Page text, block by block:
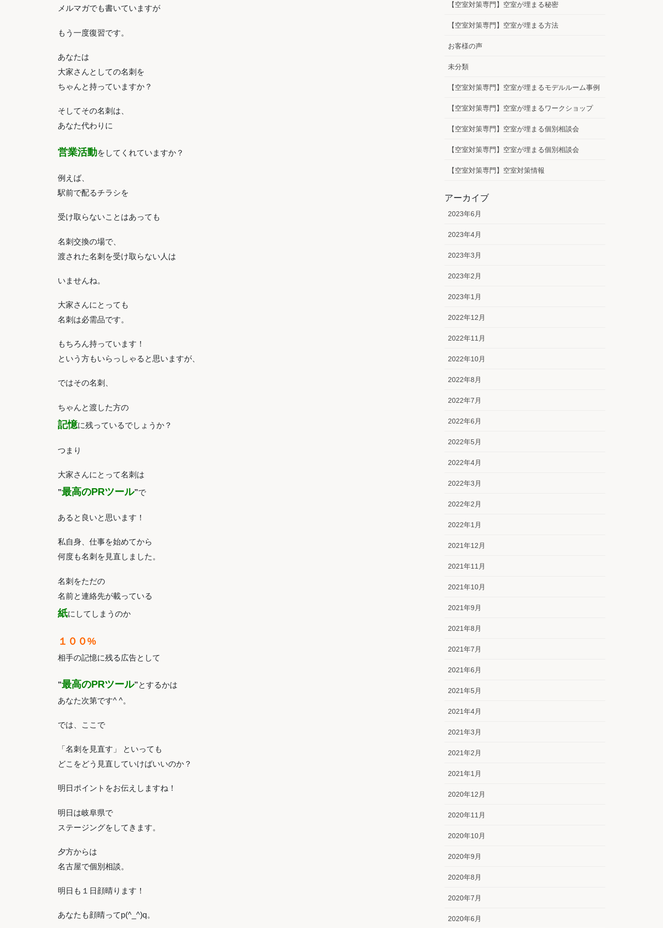
メルマガでも書いていますが
もう一度復習です。
あなたは
大家さんとしての名刺を
ちゃんと持っていますか？
そしてその名刺は、
あなた代わりに
営業活動をしてくれていますか？
例えば、
駅前で配るチラシを
受け取らないことはあっても
名刺交換の場で、
渡された名刺を受け取らない人は
いませんね。
大家さんにとっても
名刺は必需品です。
もちろん持っています！
という方もいらっしゃると思いますが、
ではその名刺、
ちゃんと渡した方の
記憶に残っているでしょうか？
つまり
大家さんにとって名刺は
”最高のPRツール”で
あると良いと思います！
私自身、仕事を始めてから
何度も名刺を見直しました。
名刺をただの
名前と連絡先が載っている
紙にしてしまうのか
１００%
相手の記憶に残る広告として
”最高のPRツール”とするかは
あなた次第です^ ^。
では、ここで
「名刺を見直す」 といっても
どこをどう見直していけばいいのか？
明日ポイントをお伝えしますね！
明日は岐阜県で
ステージングをしてきます。
夕方からは
名古屋で個別相談。
明日も１日顔晴ります！
あなたも顔晴ってp(^_^)q。
【空室対策専門】空室が埋まる秘密
【空室対策専門】空室が埋まる方法
お客様の声
未分類
【空室対策専門】空室が埋まるモデルルーム事例
【空室対策専門】空室が埋まるワークショップ
【空室対策専門】空室が埋まる個別相談会
【空室対策専門】空室が埋まる個別相談会
【空室対策専門】空室対策情報
アーカイブ
2023年6月
2023年4月
2023年3月
2023年2月
2023年1月
2022年12月
2022年11月
2022年10月
2022年8月
2022年7月
2022年6月
2022年5月
2022年4月
2022年3月
2022年2月
2022年1月
2021年12月
2021年11月
2021年10月
2021年9月
2021年8月
2021年7月
2021年6月
2021年5月
2021年4月
2021年3月
2021年2月
2021年1月
2020年12月
2020年11月
2020年10月
2020年9月
2020年8月
2020年7月
2020年6月